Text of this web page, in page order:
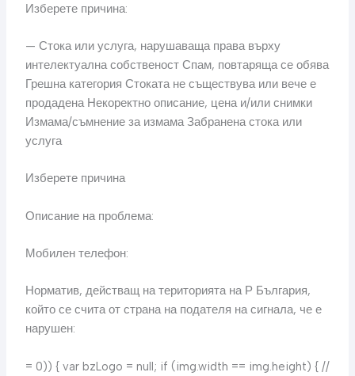
Изберете причина:
— Стока или услуга, нарушаваща права върху
интелектуална собственост Спам, повтаряща се обява
Грешна категория Стоката не съществува или вече е
продадена Некоректно описание, цена и/или снимки
Измама/съмнение за измама Забранена стока или
услуга
Изберете причина
Описание на проблема:
Мобилен телефон:
Норматив, действащ на територията на Р България,
който се счита от страна на подателя на сигнала, че е
нарушен:
= 0)) { var bzLogo = null; if (img.width == img.height) { //